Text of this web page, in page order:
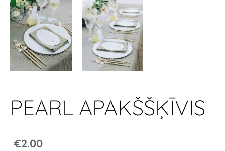
PEARL APAKŠŠĶĪVIS
€2.00